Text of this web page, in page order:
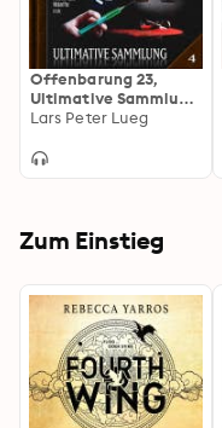
Offenbarung 23,
Ultimative Sammlung
Volume 4
Lars Peter Lueg
Zum Einstieg